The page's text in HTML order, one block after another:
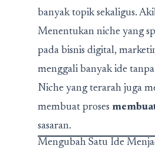
banyak topik sekaligus.
Menentukan niche yang
pada bisnis digital,
menggali banyak ide
Niche yang terarah juga
membuat proses
sasaran.
Mengubah Satu Ide